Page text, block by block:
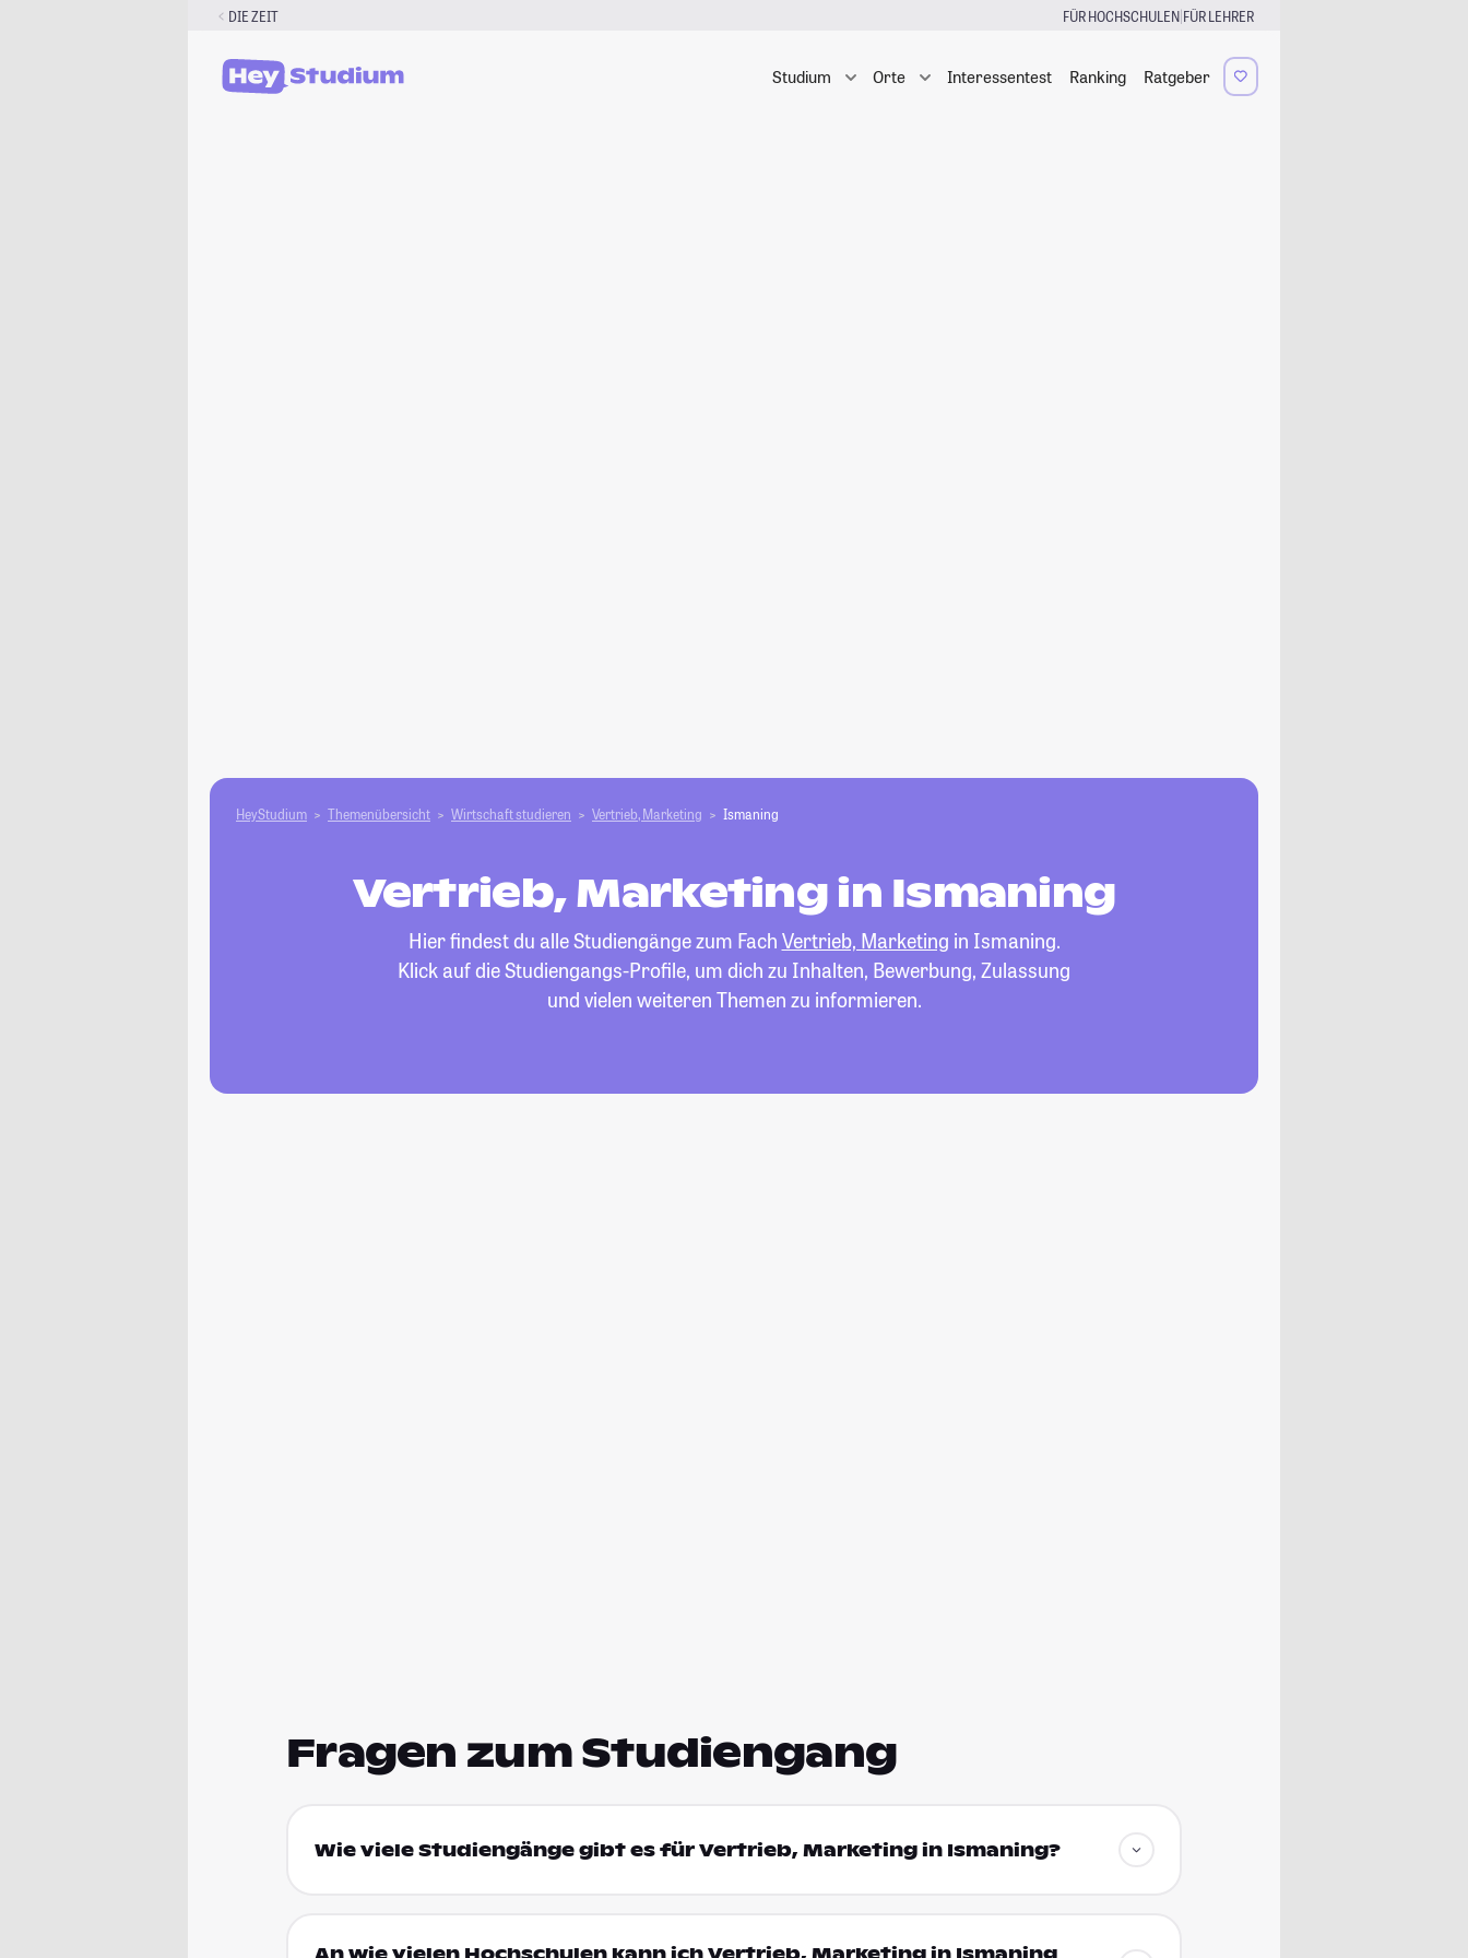
DIE ZEIT FÜR HOCHSCHULEN|FÜR LEHRER
Studium Orte Interessentest Ranking Ratgeber
HeyStudium Themenübersicht Wirtschaft studieren Vertrieb, Marketing Ismaning
Vertrieb, Marketing in Ismaning
Hier findest du alle Studiengänge zum Fach Vertrieb, Marketing in Ismaning.
Klick auf die Studiengangs-Profile, um dich zu Inhalten, Bewerbung, Zulassung
und vielen weiteren Themen zu informieren.
Fragen zum Studiengang
Wie viele Studiengänge gibt es für Vertrieb, Marketing in Ismaning?